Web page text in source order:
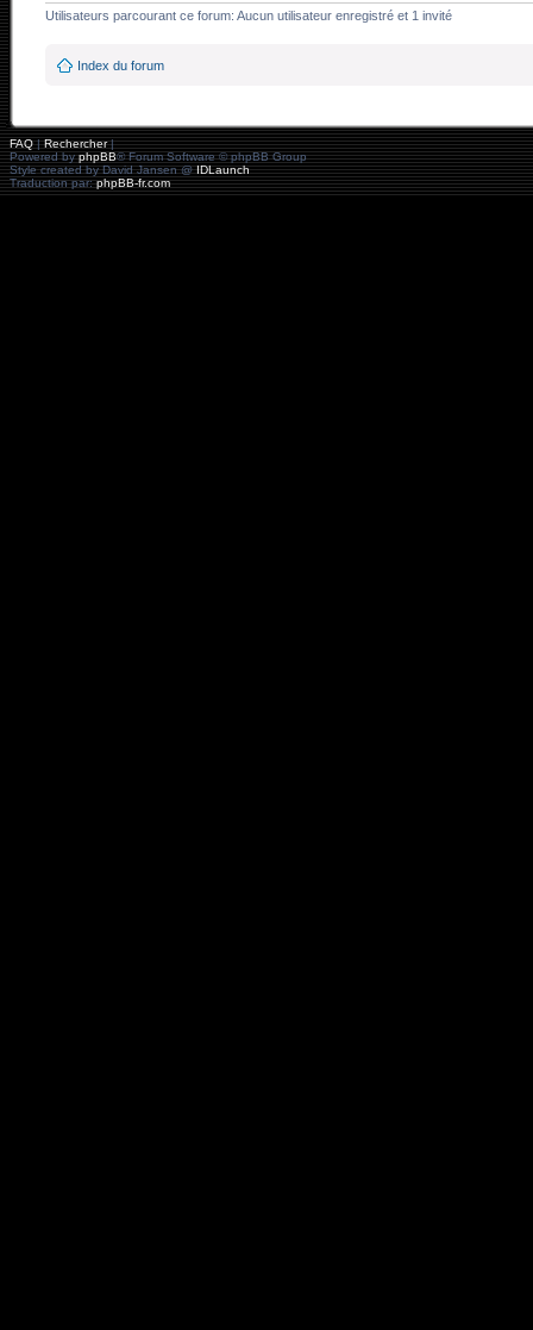
Utilisateurs parcourant ce forum: Aucun utilisateur enregistré et 1 invité
Index du forum
FAQ|Rechercher|
Powered byphpBB® Forum Software © phpBB Group
Style created by David Jansen @IDLaunch
Traduction par:phpBB-fr.com